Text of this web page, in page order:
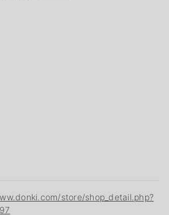
store/shop_detail.php?